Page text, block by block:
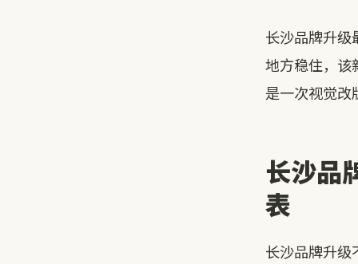
长沙品牌升级
地方稳住，该
是一次视觉改
长沙品
表
长沙品牌升级